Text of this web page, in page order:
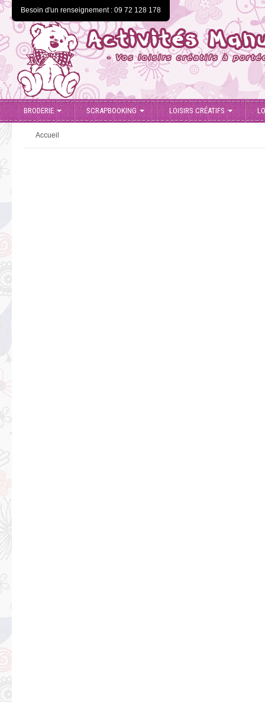
Besoin d'un renseignement : 09 72 128 178
BRODERIE SCRAPBOOKING LOISIRS CRÉATIFS
Accueil